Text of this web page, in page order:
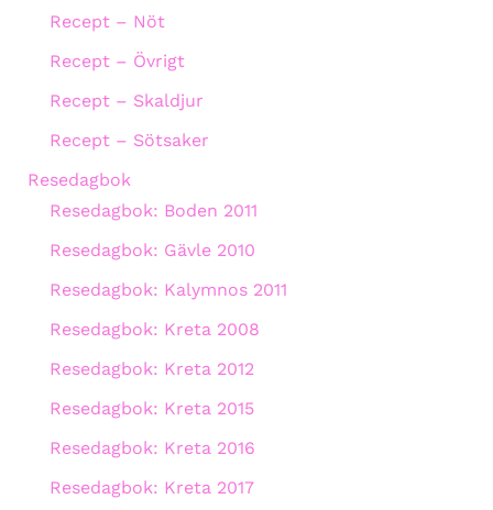
Recept – Nöt
Recept – Övrigt
Recept – Skaldjur
Recept – Sötsaker
Resedagbok
Resedagbok: Boden 2011
Resedagbok: Gävle 2010
Resedagbok: Kalymnos 2011
Resedagbok: Kreta 2008
Resedagbok: Kreta 2012
Resedagbok: Kreta 2015
Resedagbok: Kreta 2016
Resedagbok: Kreta 2017